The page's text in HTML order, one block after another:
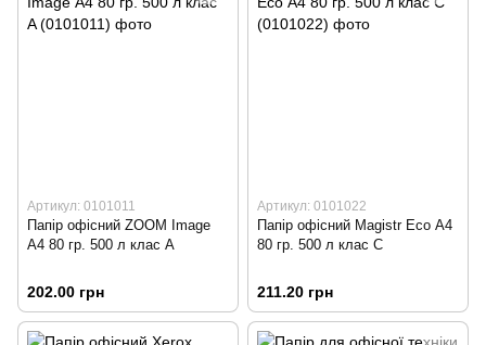
Артикул: 0101011
Папір офісний ZOOM Image
А4 80 гр. 500 л клас A
202.00 грн
Артикул: 0101022
Папір офісний Magistr Eco А4
80 гр. 500 л клас С
211.20 грн